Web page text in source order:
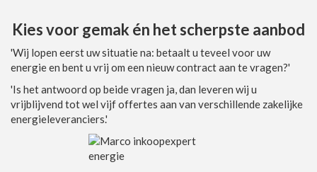
Kies voor gemak én het scherpste aanbod
'Wij lopen eerst uw situatie na: betaalt u teveel voor uw
energie en bent u vrij om een nieuw contract aan te vragen?'
'Is het antwoord op beide vragen ja, dan leveren wij u
vrijblijvend tot wel vijf offertes aan van verschillende zakelijke
energieleveranciers.'